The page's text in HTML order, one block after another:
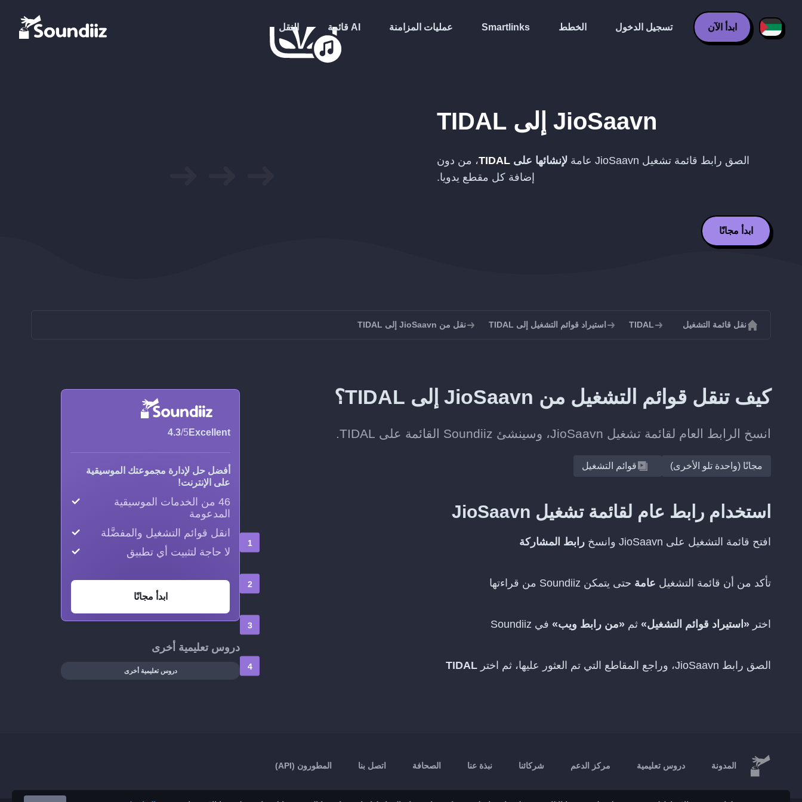
النقل قائمة AI عمليات المزامنة Smartlinks الخطط تسجيل الدخول ابدأ الآن
JioSaavn إلى TIDAL
الصق رابط قائمة تشغيل JioSaavn عامة لإنشائها على TIDAL، من دون
إضافة كل مقطع يدويا.
ابدأ مجانًا
نقل قائمة التشغيل TIDAL استيراد قوائم التشغيل إلى TIDAL نقل من JioSaavn إلى TIDAL
كيف تنقل قوائم التشغيل من JioSaavn إلى TIDAL؟
انسخ الرابط العام لقائمة تشغيل JioSaavn، وسينشئ Soundiiz القائمة على TIDAL.
مجانًا (واحدة تلو الأخرى) قوائم التشغيل
استخدام رابط عام لقائمة تشغيل JioSaavn
افتح قائمة التشغيل على JioSaavn وانسخ رابط المشاركة
تأكد من أن قائمة التشغيل عامة حتى يتمكن Soundiiz من قراءتها
اختر «استيراد قوائم التشغيل» ثم «من رابط ويب» في Soundiiz
الصق رابط JioSaavn، وراجع المقاطع التي تم العثور عليها، ثم اختر TIDAL
Excellent
4.3/5
أفضل حل لإدارة مجموعتك الموسيقية
على الإنترنت!
46 من الخدمات الموسيقية
المدعومة
انقل قوائم التشغيل والمفضَّلة
لا حاجة لتثبيت أي تطبيق
ابدأ مجانًا
دروس تعليمية أخرى
دروس تعليمية أخرى
المدونة دروس تعليمية مركز الدعم شركائنا نبذة عنا الصحافة اتصل بنا المطورون (API)